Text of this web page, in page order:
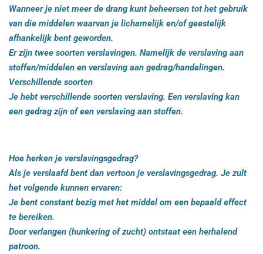
Wanneer je niet meer de drang kunt beheersen tot het gebruik
van die middelen waarvan je lichamelijk en/of geestelijk
afhankelijk bent geworden.
Er zijn twee soorten verslavingen. Namelijk de verslaving aan
stoffen/middelen en verslaving aan gedrag/handelingen.
Verschillende soorten
Je hebt verschillende soorten verslaving. Een verslaving kan
een gedrag zijn of een verslaving aan stoffen.
Hoe herken je verslavingsgedrag?
Als je verslaafd bent dan vertoon je verslavingsgedrag. Je zult
het volgende kunnen ervaren:
Je bent constant bezig met het middel om een bepaald effect
te bereiken.
Door verlangen (hunkering of zucht) ontstaat een herhalend
patroon.